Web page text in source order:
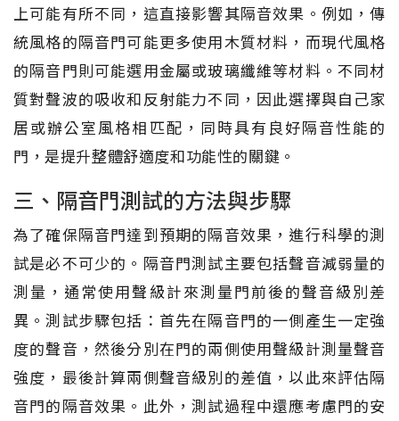
上可能有所不同，這直接影響其隔音效果。例如，傳
統風格的隔音門可能更多使用木質材料，而現代風格
的隔音門則可能選用金屬或玻璃纖維等材料。不同材
質對聲波的吸收和反射能力不同，因此選擇與自己家
居或辦公室風格相匹配，同時具有良好隔音性能的
門，是提升整體舒適度和功能性的關鍵。
三、隔音門測試的方法與步驟
為了確保隔音門達到預期的隔音效果，進行科學的測
試是必不可少的。隔音門測試主要包括聲音減弱量的
測量，通常使用聲級計來測量門前後的聲音級別差
異。測試步驟包括：首先在隔音門的一側產生一定強
度的聲音，然後分別在門的兩側使用聲級計測量聲音
強度，最後計算兩側聲音級別的差值，以此來評估隔
音門的隔音效果。此外，測試過程中還應考慮門的安